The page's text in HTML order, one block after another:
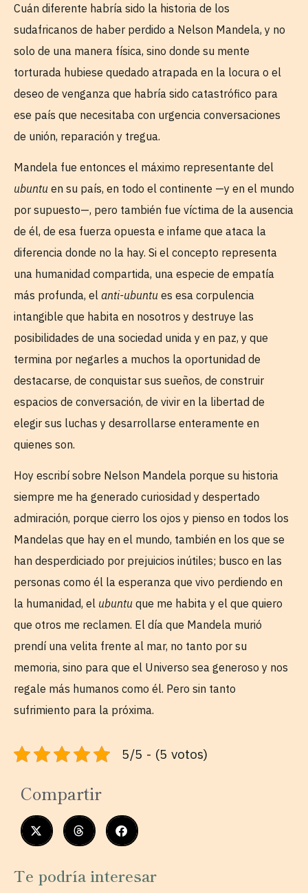
Cuán diferente habría sido la historia de los
sudafricanos de haber perdido a Nelson Mandela, y no
solo de una manera física, sino donde su mente
torturada hubiese quedado atrapada en la locura o el
deseo de venganza que habría sido catastrófico para
ese país que necesitaba con urgencia conversaciones
de unión, reparación y tregua.
Mandela fue entonces el máximo representante del
ubuntu en su país, en todo el continente —y en el mundo
por supuesto—, pero también fue víctima de la ausencia
de él, de esa fuerza opuesta e infame que ataca la
diferencia donde no la hay. Si el concepto representa
una humanidad compartida, una especie de empatía
más profunda, el anti-ubuntu es esa corpulencia
intangible que habita en nosotros y destruye las
posibilidades de una sociedad unida y en paz, y que
termina por negarles a muchos la oportunidad de
destacarse, de conquistar sus sueños, de construir
espacios de conversación, de vivir en la libertad de
elegir sus luchas y desarrollarse enteramente en
quienes son.
Hoy escribí sobre Nelson Mandela porque su historia
siempre me ha generado curiosidad y despertado
admiración, porque cierro los ojos y pienso en todos los
Mandelas que hay en el mundo, también en los que se
han desperdiciado por prejuicios inútiles; busco en las
personas como él la esperanza que vivo perdiendo en
la humanidad, el ubuntu que me habita y el que quiero
que otros me reclamen. El día que Mandela murió
prendí una velita frente al mar, no tanto por su
memoria, sino para que el Universo sea generoso y nos
regale más humanos como él. Pero sin tanto
sufrimiento para la próxima.
5/5 - (5 votos)
Compartir
Te podría interesar